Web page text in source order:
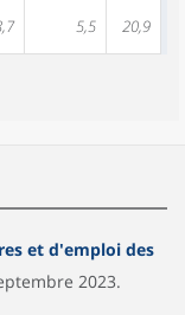
5,5 20,9
et d'emploi des
2023.